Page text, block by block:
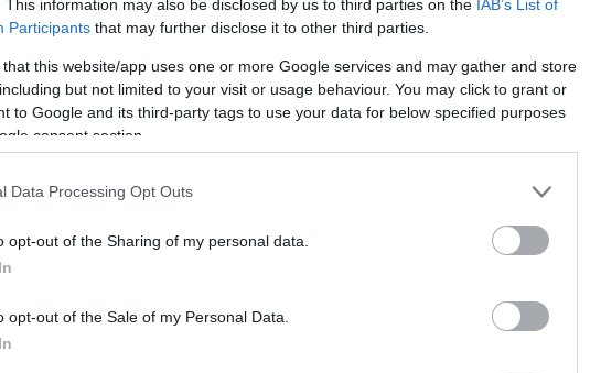
This information may also be disclosed by us to third parties on the IAB’s List of
Participants that may further disclose it to other third parties.
that this website/app uses one or more Google services and may gather and store
but not limited to your visit or usage behaviour. You may click to grant or
to Google and its third-party tags to use your data for below specified purposes
consent section.
Data Processing Opt Outs
opt-out of the Sharing of my personal data.
opt-out of the Sale of my Personal Data.
στοίχημα είναι αν ο δημιουργός
να διατηρήσει το ενδιαφέρον για